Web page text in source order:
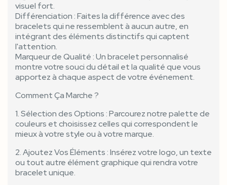
visuel fort.
Différenciation : Faites la différence avec des
bracelets qui ne ressemblent à aucun autre, en
intégrant des éléments distinctifs qui captent
l'attention.
Marqueur de Qualité : Un bracelet personnalisé
montre votre souci du détail et la qualité que vous
apportez à chaque aspect de votre événement.
Comment Ça Marche ?
1. Sélection des Options : Parcourez notre palette de
couleurs et choisissez celles qui correspondent le
mieux à votre style ou à votre marque.
2. Ajoutez Vos Éléments : Insérez votre logo, un texte
ou tout autre élément graphique qui rendra votre
bracelet unique.